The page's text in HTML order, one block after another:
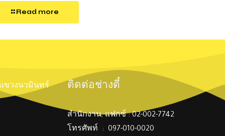
Read more
แขวงนวมินทร์ ติดต่อช่างตี๋
สำนักงาน, แฟกซ์ : 02-002-7742
โทรศัพท์ : 097-010-0020